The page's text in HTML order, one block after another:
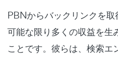
PBNからバックリンクを
可能な限り多くの収益を生
ことです。彼らは、検索エ